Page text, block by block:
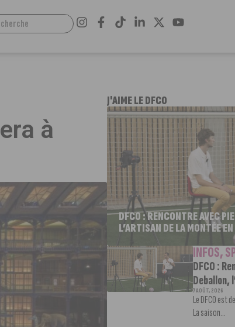
à
J'AIME LE DFCO
DFCO : RENCONTRE AVEC
L’ARTISAN DE LA MONTÉE
INFOS,
DFCO :
Deballon,
7 AOÛT, 2026
Le DFCO est
La saison...